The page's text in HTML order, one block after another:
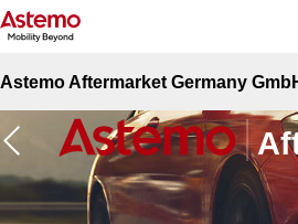
Astemo Aftermarket Germany